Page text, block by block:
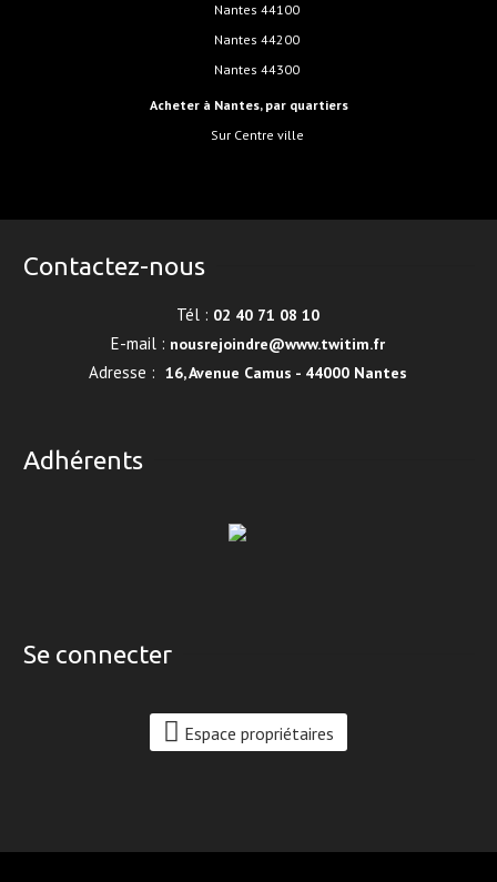
Nantes 44100
Nantes 44200
Nantes 44300
Acheter à Nantes, par quartiers
sur Centre ville
Contactez-nous
Tél : 02 40 71 08 10
E-mail : nousrejoindre@www.twitim.fr
Adresse : 16, Avenue Camus - 44000 Nantes
Adhérents
Se connecter
Espace propriétaires